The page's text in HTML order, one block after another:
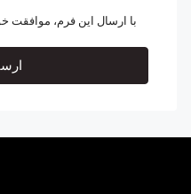
با ارسال این فرم، موافقت